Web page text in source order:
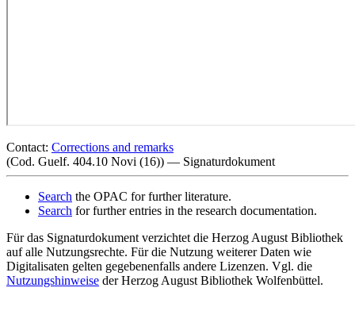
Contact: Corrections and remarks
(Cod. Guelf. 404.10 Novi (16)) — Signaturdokument
Search the OPAC for further literature.
Search for further entries in the research documentation.
Für das Signaturdokument verzichtet die Herzog August Bibliothek
auf alle Nutzungsrechte. Für die Nutzung weiterer Daten wie
Digitalisaten gelten gegebenenfalls andere Lizenzen. Vgl. die
Nutzungshinweise der Herzog August Bibliothek Wolfenbüttel.